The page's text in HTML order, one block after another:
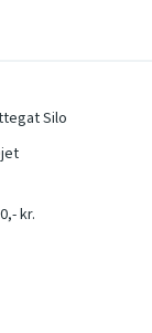
Silo
0,- kr.